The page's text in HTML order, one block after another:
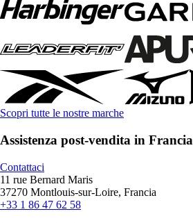
Scopri tutte le nostre marche
Assistenza post-vendita in Francia
Contattaci
11 rue Bernard Maris
37270 Montlouis-sur-Loire, Francia
+33 1 86 47 62 58